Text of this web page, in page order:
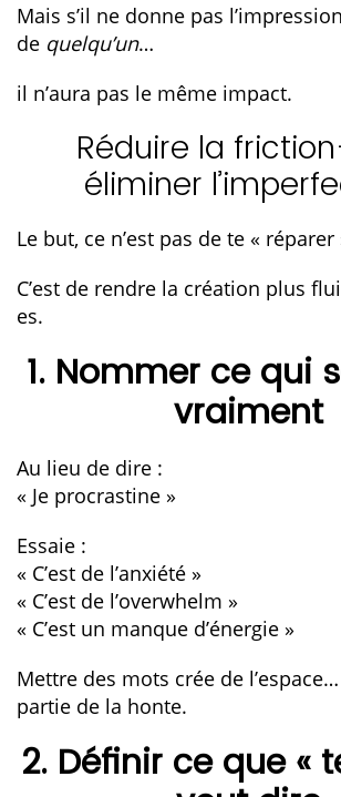
Mais s’il ne donne pas
de quelqu’un…
il n’aura pas le même impact.
Réduire la
éliminer
Le but, ce n’est pas de te « réparer
C’est de rendre la création plus
es.
1. Nommer ce qui
vraiment
Au lieu de dire :
« Je procrastine »
Essaie :
« C’est de l’anxiété »
« C’est de l’overwhelm »
« C’est un manque d’énergie »
Mettre des mots crée de
partie de la honte.
2. Définir ce que «